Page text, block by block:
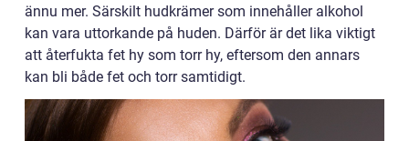
ännu mer. Särskilt hudkrämer som innehåller alkohol
kan vara uttorkande på huden. Därför är det lika viktigt
att återfukta fet hy som torr hy, eftersom den annars
kan bli både fet och torr samtidigt.